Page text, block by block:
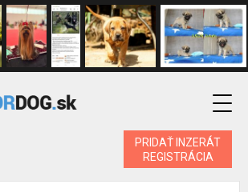
PRIDAŤ INZERÁT
REGISTRÁCIA